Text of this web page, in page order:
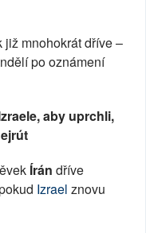
mnohokrát dříve –
po oznámení
aby uprchli,
Írán dříve
Izrael znovu